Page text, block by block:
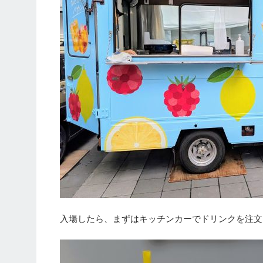
入場したら、まずはキッチンカーでドリンクを注